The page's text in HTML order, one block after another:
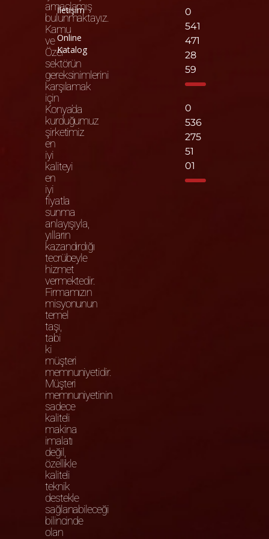
amaçlamış
bulunmaktayız.
Kamu
ve
Özel
sektörün
gereksinimlerini
karşılamak
için
Konya’da
kurduğumuz
şirketimiz
en
iyi
kaliteyi
en
iyi
fiyatla
sunma
anlayışıyla,
yılların
kazandırdığı
tecrübeyle
hizmet
vermektedir.
Firmamızın
misyonunun
temel
taşı,
tabi
ki
müşteri
memnuniyetidir.
Müşteri
memnuniyetinin
sadece
kaliteli
makina
imalatı
değil,
özellikle
kaliteli
teknik
destekle
sağlanabileceği
bilincinde
olan
İletişim
Online
Katalog
0
541
471
28
59
0
536
275
51
01